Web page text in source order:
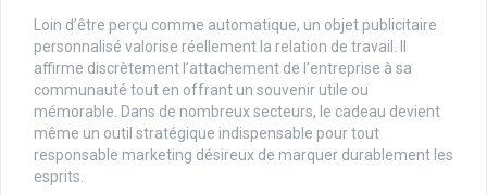
Loin d’être perçu comme automatique, un objet publicitaire
personnalisé valorise réellement la relation de travail. Il
affirme discrètement l’attachement de l’entreprise à sa
communauté tout en offrant un souvenir utile ou
mémorable. Dans de nombreux secteurs, le cadeau devient
même un outil stratégique indispensable pour tout
responsable marketing désireux de marquer durablement les
esprits.